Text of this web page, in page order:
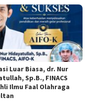
Luar Biasa, dr. Nur
Sp.B., FINACS
Ilmu Faal Olahraga